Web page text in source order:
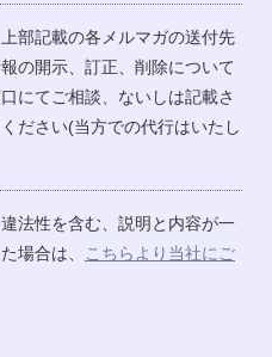
部記載の各メルマガの送付先
の開示、訂正、削除について
にてご相談、ないしは記載さ
ださい(当方での代行はいたし
法性を含む、説明と内容が一
場合は、
こちらより当社にご